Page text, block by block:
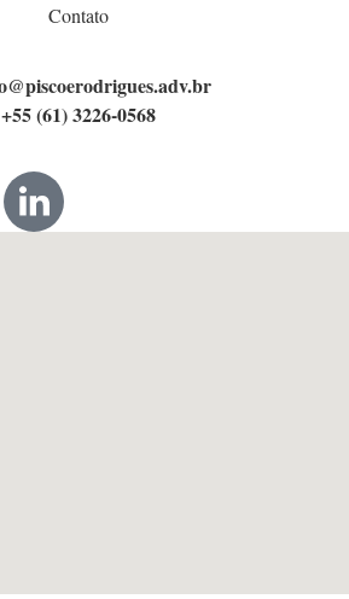
Contato
+55 (61) 3226-0568